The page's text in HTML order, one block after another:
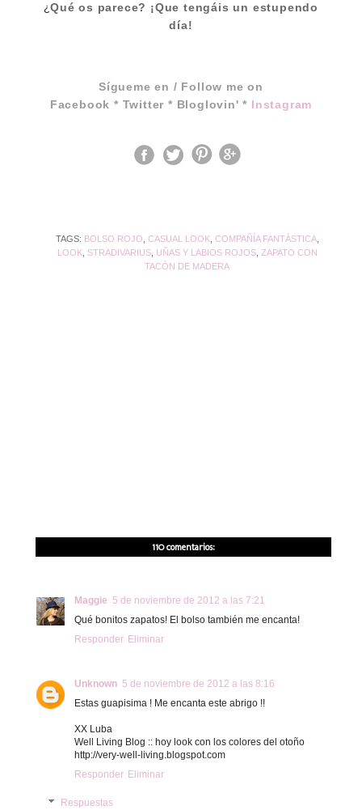
¿ Qué os parece? ¡Que tengáis un estupendo
día!
Sígueme en / Follow me on
Facebook * Twitter * Bloglovin'* Instagram
TAGS: BOLSO ROJO CASUAL LOOK, COMPAÑÍA FANTÁSTICA,
LOOK, STRADIVARIUS, UÑAS Y LABIOS ROJOS, ZAPATO CON
TACÓN DE MADERA
110 comentarios:
Maggie 5 de noviembre de 2012 a las 7:21
Qué bonitos zapatos! El bolso también me encanta!
Responder Eliminar
Unknown 5 de noviembre de 2012 a las 8:16
Estas guapisima ! Me encanta este abrigo !!
XX Luba
Well Living Blog :: hoy look con los colores del otoño
http://very-well-living.blogspot.com
Responder Eliminar
Respuestas